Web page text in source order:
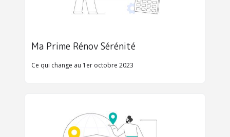
Ma Prime Rénov Sérénité
Ce qui change au 1er octobre 2023